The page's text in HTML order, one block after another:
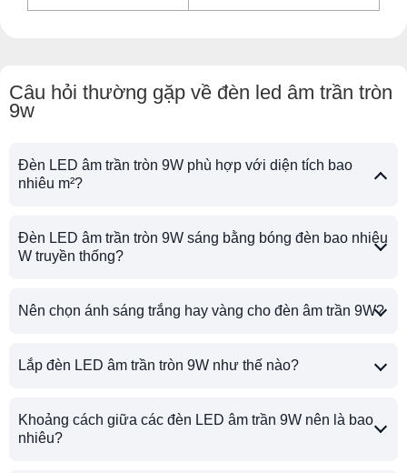
Câu hỏi thường gặp về đèn led âm trần tròn
9w
Đèn LED âm trần tròn 9W phù hợp với diện tích bao
nhiêu m²?
Đèn LED âm trần tròn 9W sáng bằng bóng đèn bao nhiêu
W truyền thống?
Nên chọn ánh sáng trắng hay vàng cho đèn âm trần 9W?
Lắp đèn LED âm trần tròn 9W như thế nào?
Khoảng cách giữa các đèn LED âm trần 9W nên là bao
nhiêu?